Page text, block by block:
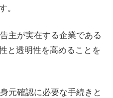
主が実在する企業である
と透明性を高めることを
元確認に必要な手続きと